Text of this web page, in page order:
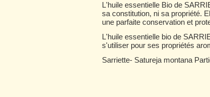
L'huile essentielle Bio de
sa constitution, ni sa propriété.
une parfaite conservation et
L'huile essentielle bio de
s'utiliser pour ses propriétés
Sarriette- Satureja montana